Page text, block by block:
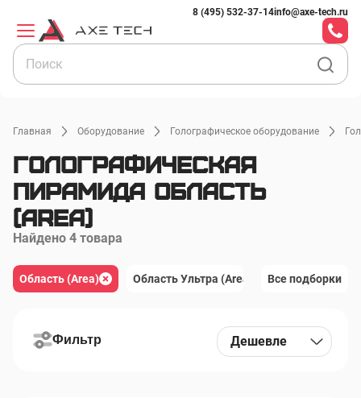
8 (495) 532-37-14info@axe-tech.ru
Главная Оборудование Голографическое оборудование
Голографическая
пирамида Область
(Area)
Найдено 4 товара
Область (Area) Область Ультра (Area Ultra) Сила
Все подборки
Область (Area) Область Ультра (Area Ultra)
Фильтр Дешевле